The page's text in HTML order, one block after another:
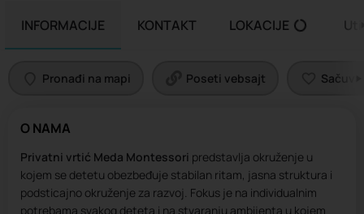
INFORMACIJE KONTAKT LOKACIJE
Pronađi na mapi Poseti vebsajt
O NAMA
Privatni vrtić Meda Montessori predstavlja okruženje u
kojem se detetu obezbeđuje stabilan ritam, jasna struktura i
podsticajno okruženje za razvoj. Fokus je na individualnim
potrebama svakog deteta i na stvaranju ambijenta u kojem